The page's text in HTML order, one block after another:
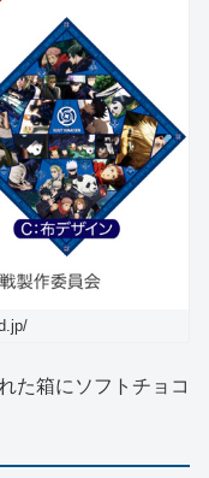
た箱にソフトチョコ